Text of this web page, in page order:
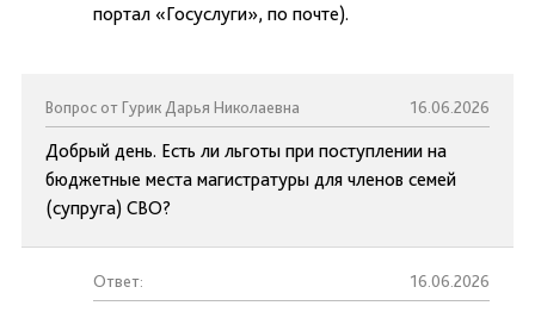
портал «Госуслуги», по почте).
Вопрос от Гурик Дарья Николаевна 16.06.2026
Добрый день. Есть ли льготы при поступлении на
бюджетные места магистратуры для членов семей
(супруга) СВО?
Ответ: 16.06.2026